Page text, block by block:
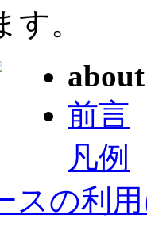
。
about
前言
凡例
スの利